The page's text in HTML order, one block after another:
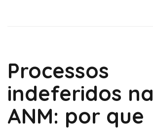
Processos
indeferidos na
ANM: por que